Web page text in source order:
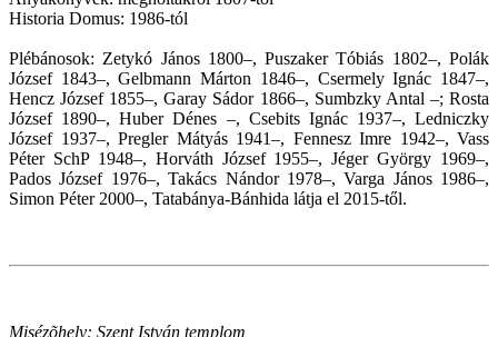
Historia Domus: 1986-tól
Plébánosok: Zetykó János 1800–, Puszaker Tóbiás 1802–, Polák
József 1843–, Gelbmann Márton 1846–, Csermely Ignác 1847–,
Hencz József 1855–, Garay Sádor 1866–, Sumbzky Antal –; Rosta
József 1890–, Huber Dénes –, Csebits Ignác 1937–, Ledniczky
József 1937–, Pregler Mátyás 1941–, Fennesz Imre 1942–, Vass
Péter SchP 1948–, Horváth József 1955–, Jéger György 1969–,
Pados József 1976–, Takács Nándor 1978–, Varga János 1986–,
Simon Péter 2000–, Tatabánya-Bánhida látja el 2015-től.
Misézõhely: Szent István templom